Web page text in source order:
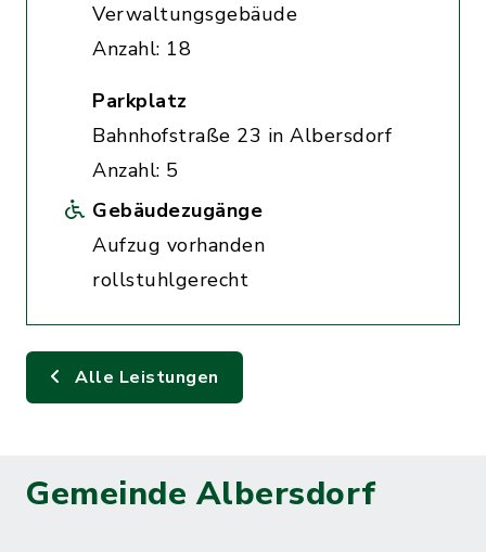
Verwaltungsgebäude
Anzahl: 18
Parkplatz
Bahnhofstraße 23 in Albersdorf
Anzahl: 5
Gebäudezugänge
Aufzug vorhanden
rollstuhlgerecht
Alle Leistungen
Gemeinde Albersdorf